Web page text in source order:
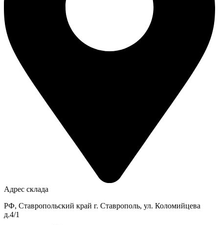
Адрес склада
РФ, Ставропольский край г. Ставрополь, ул. Коломийцева
д.4/1